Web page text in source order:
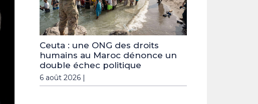
Ceuta : une ONG des droits
humains au Maroc dénonce un
double échec politique
6 août 2026 |